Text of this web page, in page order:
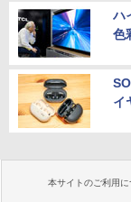
ハ
色
イ
本サイトのご利用に